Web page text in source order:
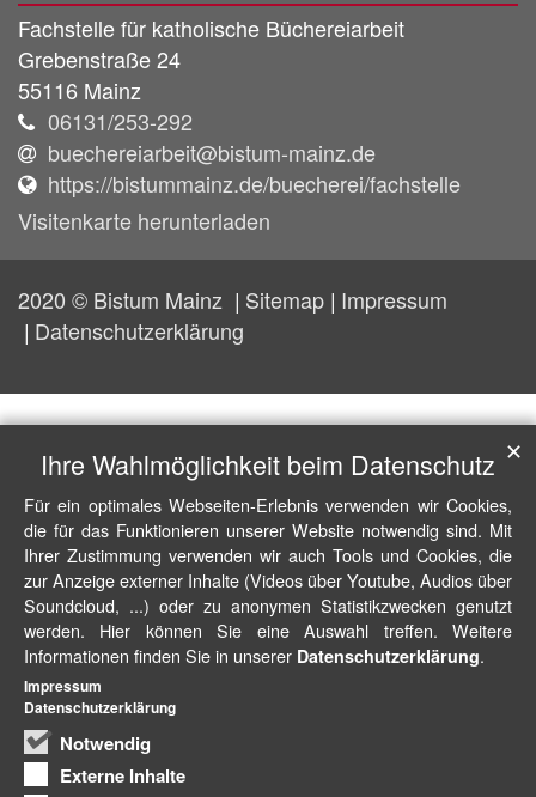
Fachstelle für katholische Büchereiarbeit
Grebenstraße 24
55116 Mainz
06131/253-292
buechereiarbeit@bistum-mainz.de
https://bistummainz.de/buecherei/fachstelle
Visitenkarte herunterladen
2020 © Bistum Mainz Sitemap Impressum
Datenschutzerklärung
Ihre Wahlmöglichkeit beim Datenschutz
Für ein optimales Webseiten-Erlebnis verwenden wir Cookies,
die für das Funktionieren unserer Website notwendig sind. Mit
Ihrer Zustimmung verwenden wir auch Tools und Cookies, die
zur Anzeige externer Inhalte (Videos über Youtube, Audios über
Soundcloud, ...) oder zu anonymen Statistikzwecken genutzt
werden. Hier können Sie eine Auswahl treffen. Weitere
Informationen finden Sie in unserer Datenschutzerklärung.
Notwendig
Externe Inhalte
✕
Impressum
Datenschutzerklärung